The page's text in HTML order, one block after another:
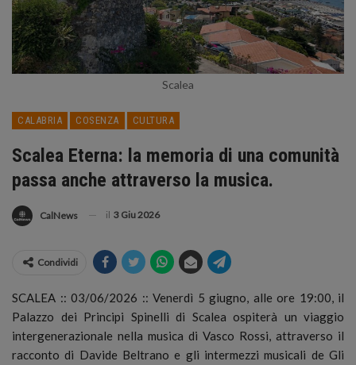
Scalea
CALABRIA COSENZA CULTURA
Scalea Eterna: la memoria di una comunità
passa anche attraverso la musica.
CalNews il 3 Giu 2026
Condividi
SCALEA :: 03/06/2026 :: Venerdì 5 giugno, alle ore 19:00, il
Palazzo dei Principi Spinelli di Scalea ospiterà un viaggio
intergenerazionale nella musica di Vasco Rossi, attraverso il
racconto di Davide Beltrano e gli intermezzi musicali de Gli